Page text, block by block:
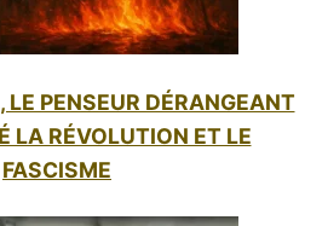
LE PENSEUR DÉRANGEANT
LA RÉVOLUTION ET LE
FASCISME